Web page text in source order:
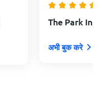
The Park
अभी बुक करे